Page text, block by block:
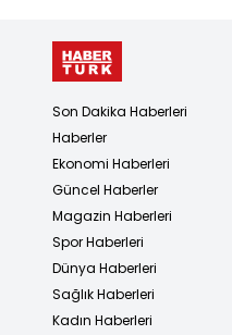
Son Dakika Haberleri
Haberler
Ekonomi Haberleri
Güncel Haberler
Magazin Haberleri
Spor Haberleri
Dünya Haberleri
Sağlık Haberleri
Kadın Haberleri